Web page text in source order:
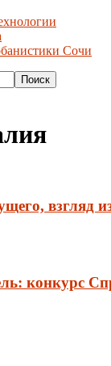
Сочи
взгляд
конкурс